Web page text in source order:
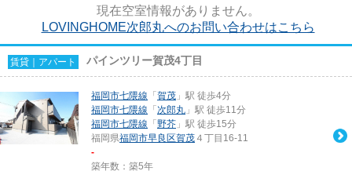
現在空室情報がありません。
LOVINGHOME次郎丸へのお問い合わせはこちら
賃貸｜アパート パインツリー賀茂4丁目
福岡市七隈線 「 賀茂 」駅 徒歩4分
福岡市七隈線 「 次郎丸 」駅 徒歩11分
福岡市七隈線 「 野芥 」駅 徒歩15分
福岡県福岡市早良区賀茂 ４丁目16-11
-
築年数：築5年